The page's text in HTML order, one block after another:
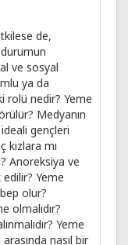
de,
ve sosyal
ya da
rolü nedir? Yeme
Medyanın
gençleri
kızlara mı
Anoreksiya ve
edilir? Yeme
olur?
olmalıdır?
Yeme
nasıl bir